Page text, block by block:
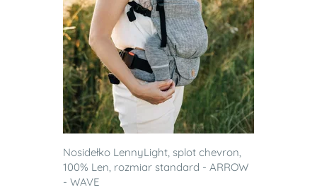
Nosidełko LennyLight, splot chevron,
100% Len, rozmiar standard - ARROW
- WAVE